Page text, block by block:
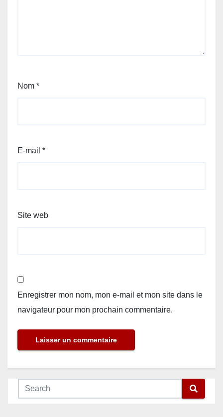
Nom *
E-mail *
Site web
Enregistrer mon nom, mon e-mail et mon site dans le
navigateur pour mon prochain commentaire.